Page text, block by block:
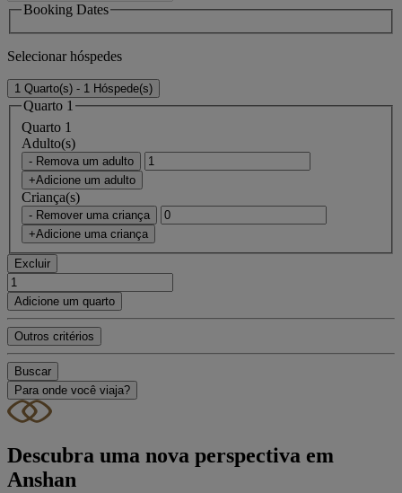
Booking Dates
Selecionar hóspedes
1 Quarto(s) - 1 Hóspede(s)
Quarto 1
Quarto 1
Adulto(s)
- Remova um adulto
+Adicione um adulto
Criança(s)
- Remover uma criança
+Adicione uma criança
Excluir
Adicione um quarto
Outros critérios
Buscar
Para onde você viaja?
Descubra uma nova perspectiva em
Anshan